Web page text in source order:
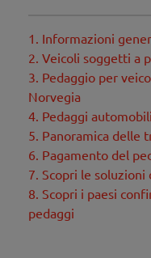
1. Informazioni
2. Veicoli soggetti a
3. Pedaggio per
Norvegia
4. Pedaggi
5. Panoramica delle
6. Pagamento del
7. Scopri le soluzioni
8. Scopri i paesi
pedaggi